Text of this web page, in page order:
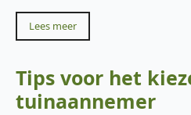
Lees meer
Tips voor het
tuinaannemer